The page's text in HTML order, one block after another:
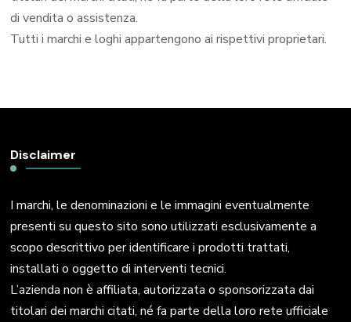
di vendita o assistenza.
Tutti i marchi e loghi appartengono ai rispettivi proprietari.
Disclaimer
I marchi, le denominazioni e le immagini eventualmente
presenti su questo sito sono utilizzati esclusivamente a
scopo descrittivo per identificare i prodotti trattati,
installati o oggetto di interventi tecnici.
L’azienda non è affiliata, autorizzata o sponsorizzata dai
titolari dei marchi citati, né fa parte della loro rete ufficiale